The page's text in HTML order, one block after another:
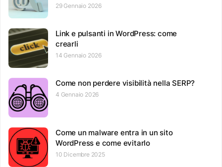
29 Gennaio 2026
Link e pulsanti in WordPress: come
crearli
14 Gennaio 2026
Come non perdere visibilità nella SERP?
4 Gennaio 2026
Come un malware entra in un sito
WordPress e come evitarlo
10 Dicembre 2025